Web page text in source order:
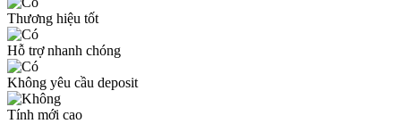
Thương hiệu tốt
Hỗ trợ nhanh chóng
Không yêu cầu deposit
Tính mới cao